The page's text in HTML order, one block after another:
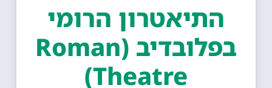
התיאטרון הרומי
בפלובדיב (Roman
Theatre)